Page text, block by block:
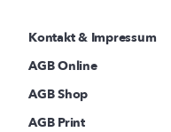
Kontakt & Impressum
AGB Online
AGB Shop
AGB Print